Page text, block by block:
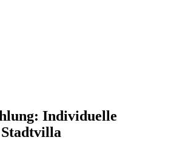
Individuelle